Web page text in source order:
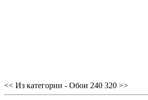
<< Из категории - Обои 240 320 >>